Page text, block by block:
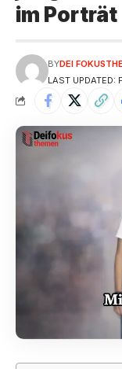
im Porträt
LAST UPDATED:
BYDEI